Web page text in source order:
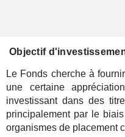
Objectif
Le Fonds cherche à
une certaine
investissant dans des
principalement par le
organismes de placement